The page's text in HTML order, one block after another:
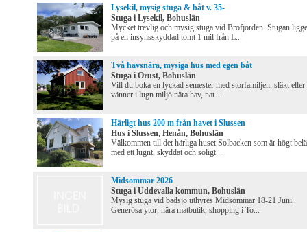
Lysekil, mysig stuga & båt v. 35-
Stuga i Lysekil, Bohuslän
Mycket trevlig och mysig stuga vid Brofjorden. Stugan
på en insynsskyddad tomt 1 mil från L...
Två havsnära, mysiga hus med egen båt
Stuga i Orust, Bohuslän
Vill du boka en lyckad semester med storfamiljen, släkt eller
vänner i lugn miljö nära hav, nat...
Härligt hus 200 m från havet i Slussen
Hus i Slussen, Henån, Bohuslän
Välkommen till det härliga huset Solbacken som är högt
med ett lugnt, skyddat och soligt ...
Midsommar 2026
Stuga i Uddevalla kommun, Bohuslän
Mysig stuga vid badsjö uthyres Midsommar 18-21 Juni.
Generösa ytor, nära matbutik, shopping i To...